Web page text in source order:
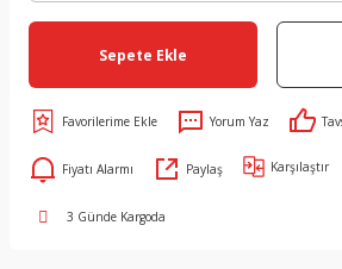
Sepete Ekle
Yorum Yaz
Fiyatı Alarmı Paylaş Karşılaştır
3 Günde Kargoda